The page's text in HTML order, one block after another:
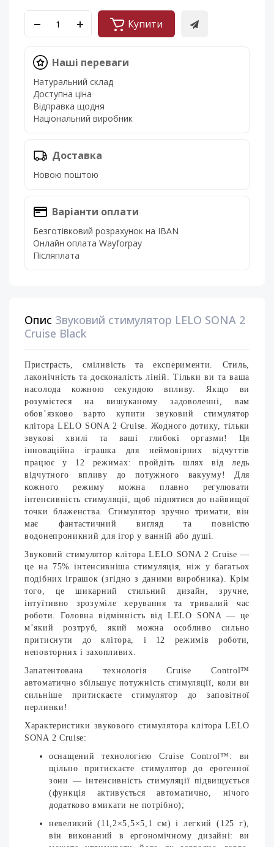
Купити
Наші переваги
Натуральний склад
Доступна ціна
Відправка щодня
Національний виробник
Доставка
Новою поштою
Варіанти оплати
Безготівковий розрахунок на IBAN
Онлайн оплата Wayforpay
Післяплата
Опис Звуковий стимулятор LELO SONA 2
Cruise Black
Пристрасть, сміливість та експерименти. Стиль,
лаконічність та досконалість ліній. Тільки ви та ваша
насолода кожною секундою впливу. Якщо ви
розумієтеся на вишуканому задоволенні, вам
обов’язково варто купити звуковий стимулятор
клітора LELO SONA 2 Cruise. Жодного дотику, тільки
звукові хвилі та ваші глибокі оргазми! Ця
інноваційна іграшка для неймовірних відчуттів
працює у 12 режимах: пройдіть шлях від ледь
відчутного впливу до потужного вакууму! Для
кожного режиму можна плавно регулювати
інтенсивність стимуляції, щоб піднятися до найвищої
точки блаженства. Стимулятор зручно тримати, він
має фантастичний вигляд та повністю
водонепроникний для ігор у ванній або душі.
Звуковий стимулятор клітора LELO SONA 2 Cruise —
це на 75% інтенсивніша стимуляція, ніж у багатьох
подібних іграшок (згідно з даними виробника). Крім
того, це шикарний стильний дизайн, зручне,
інтуїтивно зрозуміле керування та тривалий час
роботи. Головна відмінність від LELO SONA — це
м’який розтруб, який можна особливо сильно
притиснути до клітора, і 12 режимів роботи,
неповторних і захопливих.
Запатентована технологія Cruise Control™
автоматично збільшує потужність стимуляції, коли ви
сильніше притискаєте стимулятор до заповітної
перлинки!
Характеристики звукового стимулятора клітора LELO
SONA 2 Cruise:
оснащений технологією Cruise Control™: ви
щільно притискаєте стимулятор до ерогенної
зони — інтенсивність стимуляції підвищується
(функція активується автоматично, нічого
додатково вмикати не потрібно);
невеликий (11,2×5,5×5,1 см) і легкий (125 г),
він виконаний в ергономічному дизайні: ви